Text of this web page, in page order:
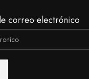
correo electrónico